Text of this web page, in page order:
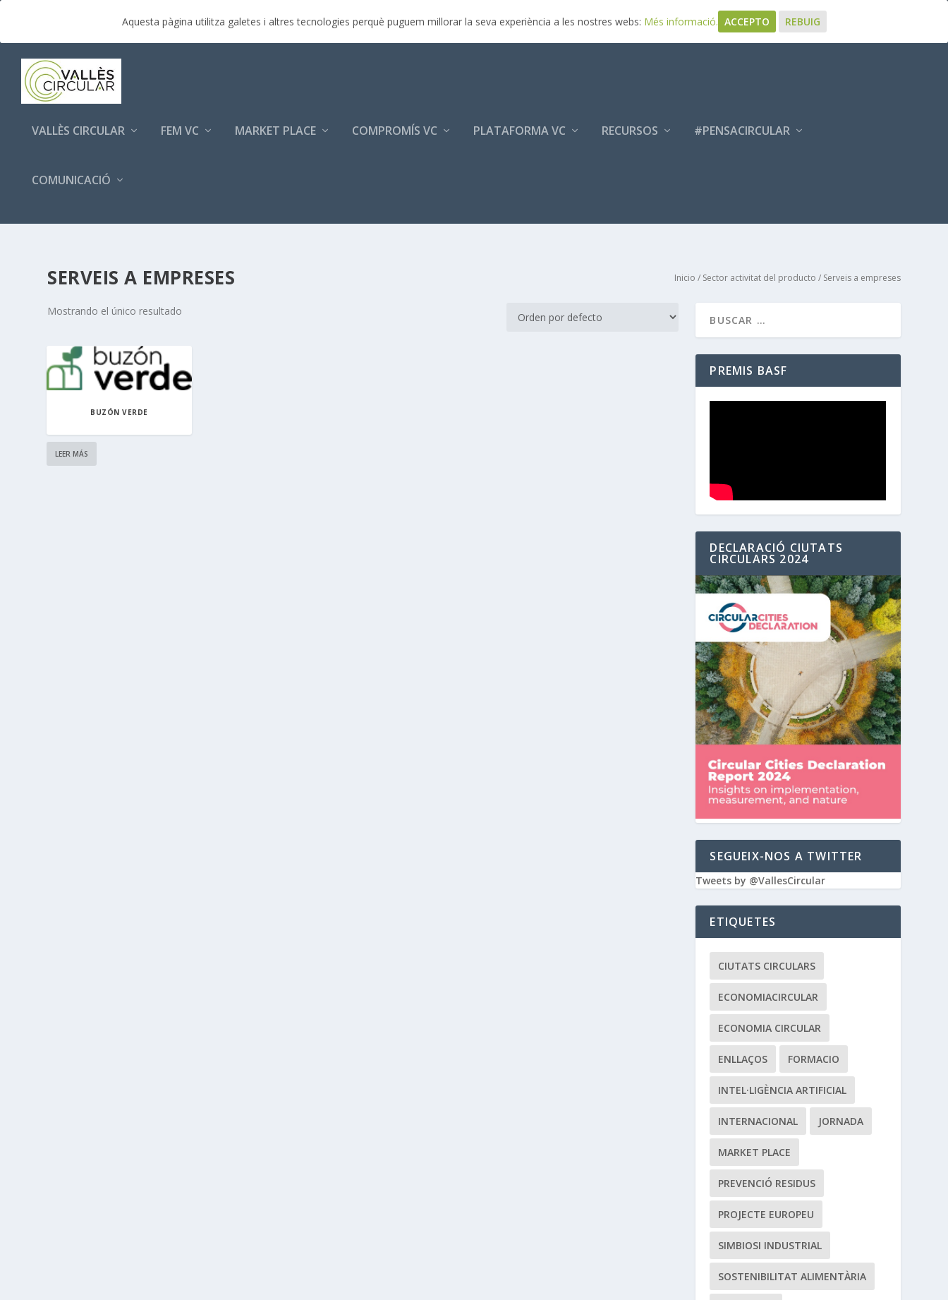
TENDENCIAS: Èxit de participació empresarial a la primera jornada p...
VALLÈS CIRCULAR FEM VC MARKET PLACE COMPROMÍS VC PLATAFORMA VC RECURSOS #PENSACIRCULAR
COMUNICACIÓ
SERVEIS A EMPRESES Inicio / Sector activitat del producto / Serveis a empreses
Mostrando el único resultado
BUZÓN VERDE
LEER MÁS
PREMIS BASF
DECLARACIÓ CIUTATS
CIRCULARS 2024
SEGUEIX-NOS A TWITTER
Tweets by @VallesCircular
ETIQUETES
CIUTATS CIRCULARS
ECONOMIACIRCULAR
ECONOMIA CIRCULAR
ENLLAÇOS FORMACIO
INTEL·LIGÈNCIA ARTIFICIAL
INTERNACIONAL JORNADA
MARKET PLACE
PREVENCIÓ RESIDUS
PROJECTE EUROPEU
SIMBIOSI INDUSTRIAL
SOSTENIBILITAT ALIMENTÀRIA
Aquesta pàgina utilitza galetes i altres tecnologies perquè puguem millorar la seva experiència a les nostres webs: Més informació. ACCEPTO REBUIG